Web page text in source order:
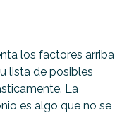
los factores arriba
lista de posibles
La
es algo que no se